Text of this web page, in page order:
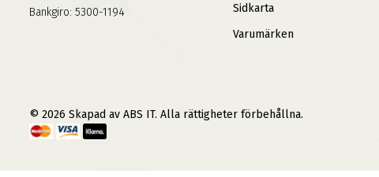
Bankgiro: 5300-1194
Sidkarta
Varumärken
© 2026 Skapad av ABS IT. Alla rättigheter förbehållna.